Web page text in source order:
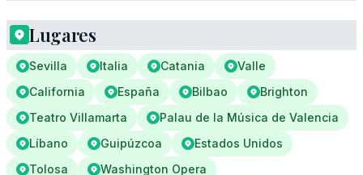
Lugares
Sevilla Italia Catania
Valle
California
España Bilbao
Brighton
Teatro Villamarta
Palau de la Música de Valencia
Líbano
Guipúzcoa
Estados Unidos
Tolosa
Washington Opera